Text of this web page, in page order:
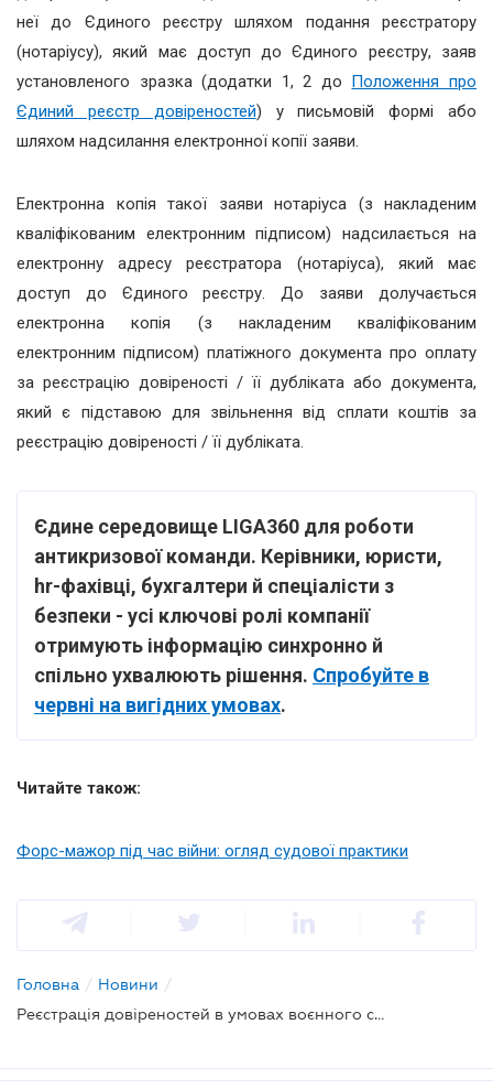
неї до Єдиного реєстру шляхом подання реєстратору
(нотаріусу), який має доступ до Єдиного реєстру, заяв
установленого зразка (додатки 1, 2 до Положення про
Єдиний реєстр довіреностей) у письмовій формі або
шляхом надсилання електронної копії заяви.
Електронна копія такої заяви нотаріуса (з накладеним
кваліфікованим електронним підписом) надсилається на
електронну адресу реєстратора (нотаріуса), який має
доступ до Єдиного реєстру. До заяви долучається
електронна копія (з накладеним кваліфікованим
електронним підписом) платіжного документа про оплату
за реєстрацію довіреності / її дубліката або документа,
який є підставою для звільнення від сплати коштів за
реєстрацію довіреності / її дубліката.
Єдине середовище LIGA360 для роботи
антикризової команди. Керівники, юристи,
hr-фахівці, бухгалтери й спеціалісти з
безпеки - усі ключові ролі компанії
отримують інформацію синхронно й
спільно ухвалюють рішення. Спробуйте в
червні на вигідних умовах.
Читайте також:
Форс-мажор під час війни: огляд судової практики
Головна / Новини /
Реєстрація довіреностей в умовах воєнного стану: роз'яснення Мін'юсту